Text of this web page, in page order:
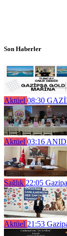
Son Haberler
Aktüel 08:30
Aktüel 03:16
Sağlık 22:05
Aktüel 21:53